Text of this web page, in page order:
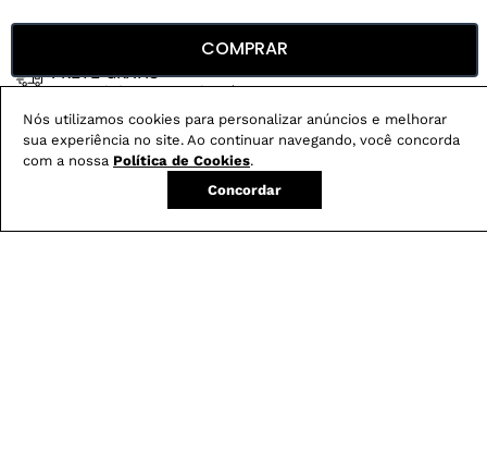
Nós utilizamos cookies para personalizar anúncios e melhorar
sua experiência no site. Ao continuar navegando, você concorda
com a nossa Política de Cookies.
Concordar
FRETE GRÁTIS
Em pedidos acima de R$ 499
Compre no site e retire na loja gratuitamente
Troque na loja sem custo ou, pelo site
COMPRAR